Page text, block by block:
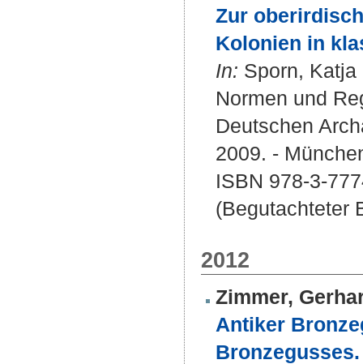
Zur
Kolonien in
In: Sporn,
Normen und
Deutschen
2009. -
ISBN 978-3-
(Begutachteter
2012
Zimmer,
Antiker
Bronzegusses.